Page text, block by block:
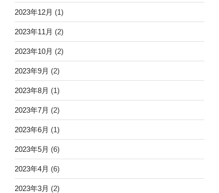
2023年12月 (1)
2023年11月 (2)
2023年10月 (2)
2023年9月 (2)
2023年8月 (1)
2023年7月 (2)
2023年6月 (1)
2023年5月 (6)
2023年4月 (6)
2023年3月 (2)